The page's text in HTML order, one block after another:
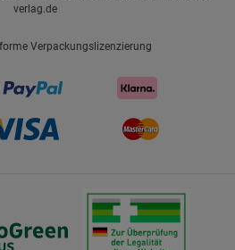
verlag.de
Verpackungslizenzierung